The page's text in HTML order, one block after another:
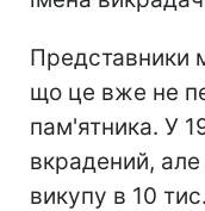
Представники
що це вже не
пам'ятника. У
вкрадений,
викупу в 10